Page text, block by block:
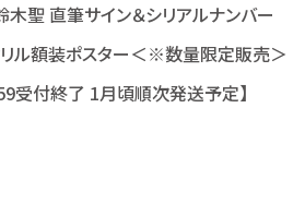
木聖 直筆サイン＆シリアルナンバー
額装ポスター＜※数量限定販売＞
受付終了 1月頃順次発送予定】